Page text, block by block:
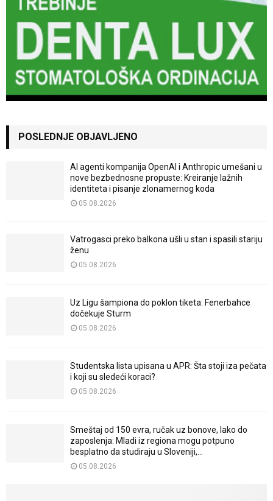
POSLEDNJE OBJAVLJENO
AI agenti kompanija OpenAI i Anthropic umešani u
nove bezbednosne propuste: Kreiranje lažnih
identiteta i pisanje zlonamernog koda
05.08.2026
Vatrogasci preko balkona ušli u stan i spasili stariju
ženu
05.08.2026
Uz Ligu šampiona do poklon tiketa: Fenerbahce
dočekuje Sturm
05.08.2026
Studentska lista upisana u APR: Šta stoji iza pečata
i koji su sledeći koraci?
05.08.2026
Smeštaj od 150 evra, ručak uz bonove, lako do
zaposlenja: Mladi iz regiona mogu potpuno
besplatno da studiraju u Sloveniji,...
05.08.2026